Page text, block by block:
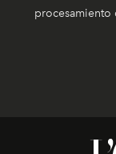
procesamiento